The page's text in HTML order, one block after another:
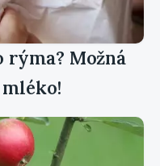
rýma? Možná